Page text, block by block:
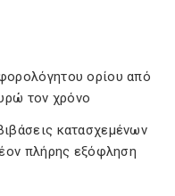
ορίου από
τον χρόνο
κατασχεμένων
πλήρης εξόφληση